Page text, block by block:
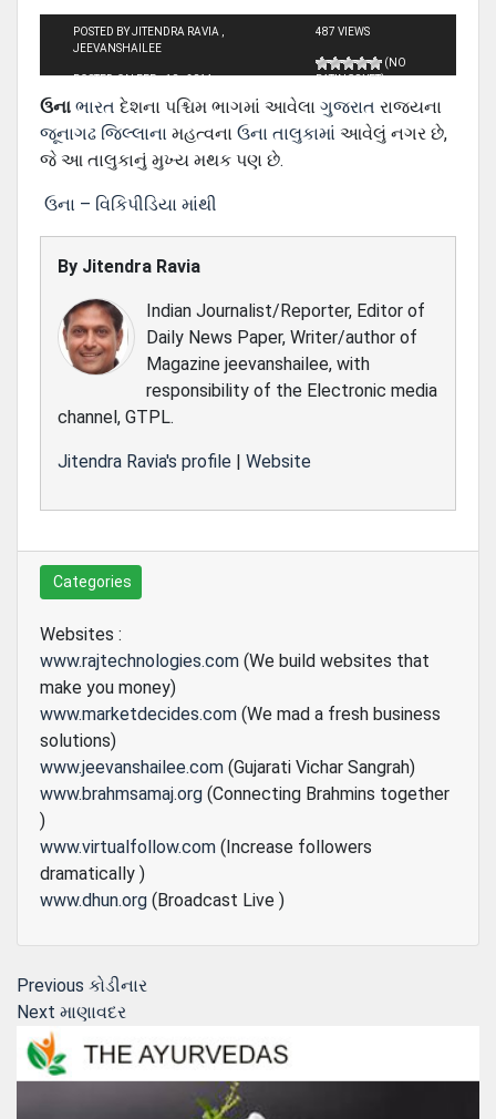
POSTED BY JITENDRA RAVIA ,
JEEVANSHAILEE
POSTED ON FEB - 10 - 2014
487 VIEWS
(NO
RATINGS YET)
ઉના ભારત દેશના પશ્ચિમ ભાગમાં આવેલા ગુજરાત રાજ્યના
જૂનાગઢ જિલ્લાના મહત્વના ઉના તાલુકામાં આવેલું નગર છે,
જે આ તાલુકાનું મુખ્ય મથક પણ છે.
ઉના – વિકિપીડિયા માંથી
By Jitendra Ravia
Indian Journalist/Reporter, Editor of
Daily News Paper, Writer/author of
Magazine jeevanshailee, with
responsibility of the Electronic media
channel, GTPL.
Jitendra Ravia's profile | Website
Categories
Websites :
www.rajtechnologies.com (We build websites that
make you money)
www.marketdecides.com (We mad a fresh business
solutions)
www.jeevanshailee.com (Gujarati Vichar Sangrah)
www.brahmsamaj.org (Connecting Brahmins together
)
www.virtualfollow.com (Increase followers
dramatically )
www.dhun.org (Broadcast Live )
Post
navigation
Previous Previous
post:
કોડીનાર
Next Next
માણાવદર